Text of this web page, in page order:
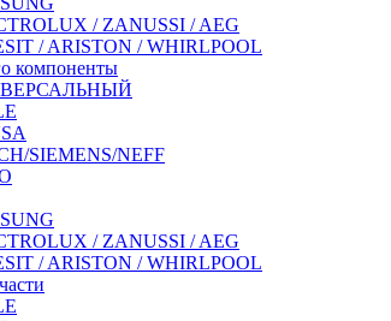
/ ZANUSSI / AEG
/ ARISTON / WHIRLPOOL
компоненты
SIEMENS/NEFF
/ ZANUSSI / AEG
/ ARISTON / WHIRLPOOL